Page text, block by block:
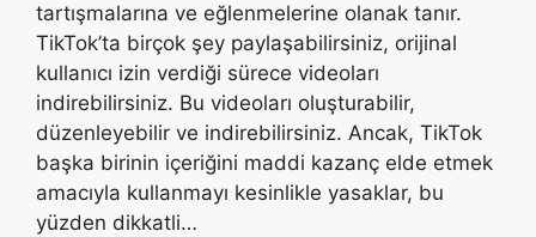
tartışmalarına ve eğlenmelerine olanak tanır.
TikTok’ta birçok şey paylaşabilirsiniz, orijinal
kullanıcı izin verdiği sürece videoları
indirebilirsiniz. Bu videoları oluşturabilir,
düzenleyebilir ve indirebilirsiniz. Ancak, TikTok
başka birinin içeriğini maddi kazanç elde etmek
amacıyla kullanmayı kesinlikle yasaklar, bu
yüzden dikkatli…